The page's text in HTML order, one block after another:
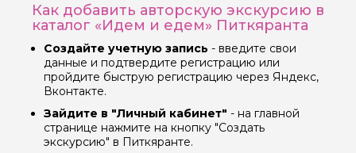
Как добавить авторскую экскурсию в
каталог «Идем и едем» Питкяранта
Создайте учетную запись - введите свои
данные и подтвердите регистрацию или
пройдите быструю регистрацию через Яндекс,
Вконтакте.
Зайдите в "Личный кабинет" - на главной
странице нажмите на кнопку "Создать
экскурсию" в Питкяранте.
Вопросы и комментарии
Если у вас есть интересующие вопросы, можете их
задать